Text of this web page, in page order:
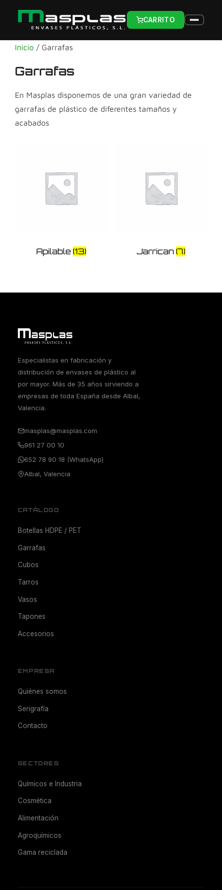
CARRITO
Inicio / Garrafas
Garrafas
En Masplas disponemos de una gran variedad de
garrafas de plástico de diferentes tamaños y
acabados
Apilable (13) Jarrican (7)
Especialistas en fabricación y
distribución de envases de plástico al
por mayor. Más de 35 años sirviendo a
empresas de toda España desde Albal,
Valencia.
masplas@masplas.com
961 27 00 10
652 78 90 18 (WhatsApp)
Albal, Valencia
CATÁLOGO
Botellas HDPE / PET
Garrafas
Cubos
Tarros
Vasos
Tapones
Accesorios
EMPRESA
Quiénes somos
Serigrafía
Contacto
SECTORES
Químicos e Industria
Cosmética
Alimentación
Agroquímicos
Gama reciclada